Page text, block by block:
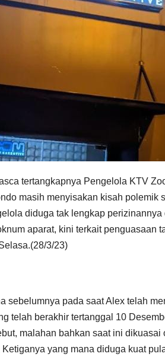
tertangkapnya Pengelola KTV
masih menyisakan kisah
diduga tak lengkap
aparat, kini terkait penguasaan
3/23)
sebelumnya pada saat Alex telah
telah berakhir tertanggal 10
malahan bahkan saat ini
yang mana diduga kuat